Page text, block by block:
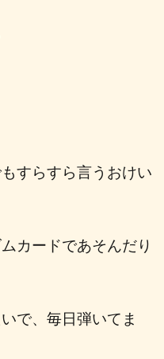
すらすら言うおけい
カードであそんだり
で、毎日弾いてま